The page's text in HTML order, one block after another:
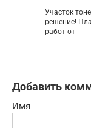
Участок
решение!
работ от
Добавить
Имя